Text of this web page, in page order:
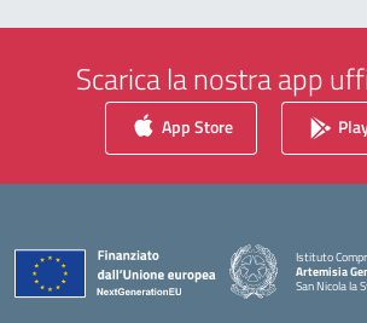
Scarica la nostra app
App Store
Istituto
Artemisia
San Nicola la